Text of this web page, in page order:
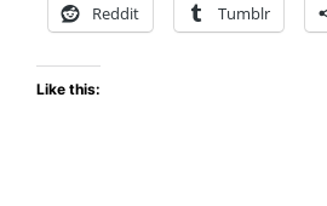
un
brutal
tráiler
Reddit Tumblr
Like this: